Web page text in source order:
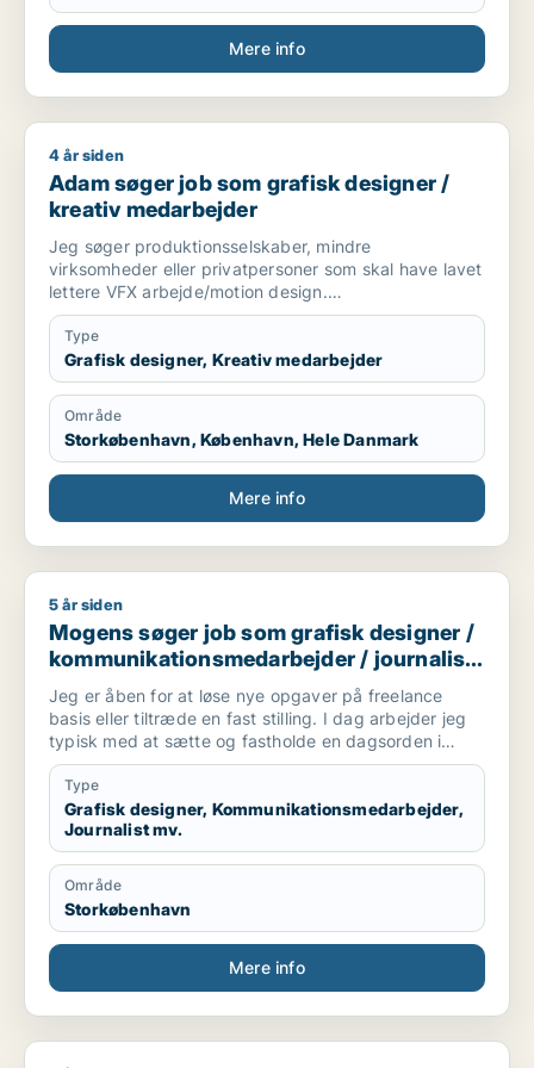
Mere info
Adam søger job som grafisk designer / kreativ medarbejder
4 år siden
Adam søger job som grafisk designer /
kreativ medarbejder
Jeg søger produktionsselskaber, mindre
virksomheder eller privatpersoner som skal have lavet
lettere VFX arbejde/motion design.
Jeg er skarp, og har super meget passion for faget.
Type
Grafisk designer, Kreativ medarbejder
Område
Storkøbenhavn, København, Hele Danmark
Mere info
Mogens søger job som grafisk designer /
5 år siden
Mogens søger job som grafisk designer /
kommunikationsmedarbejder / journalist
/ marketingmedarbejder /
forretningsudvikler
Jeg er åben for at løse nye opgaver på freelance
basis eller tiltræde en fast stilling. I dag arbejder jeg
typisk med at sætte og fastholde en dagsorden i
mediebilledet og involvere det politiske system (PA).
Jeg leverer presse kits, skriver taler og leverer artikler
med grafik og fotos til print og digitale medier. Jeg er
certificeret som digital koordinator med fokus på
Google Analytics, SoMe og SEO.
Type
Grafisk designer, Kommunikationsmedarbejder,
Journalist mv.
Område
Storkøbenhavn
Mere info